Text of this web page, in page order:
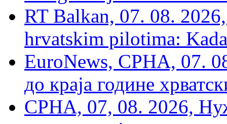
RT Balkan, 07. 08.
hrvatskim pilotima:
EuroNews, СРНА, 07.
до краја године
СРНА, 07, 08. 2026,